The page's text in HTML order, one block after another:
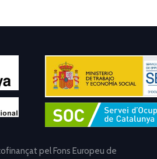
pel Fons Europeu de